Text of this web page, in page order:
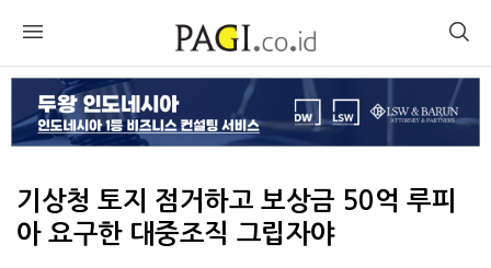
기상청 토지 점거하고 보상금 50억 루피
아 요구한 대중조직 그립자야